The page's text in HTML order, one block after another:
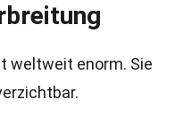
weltweit enorm. Sie